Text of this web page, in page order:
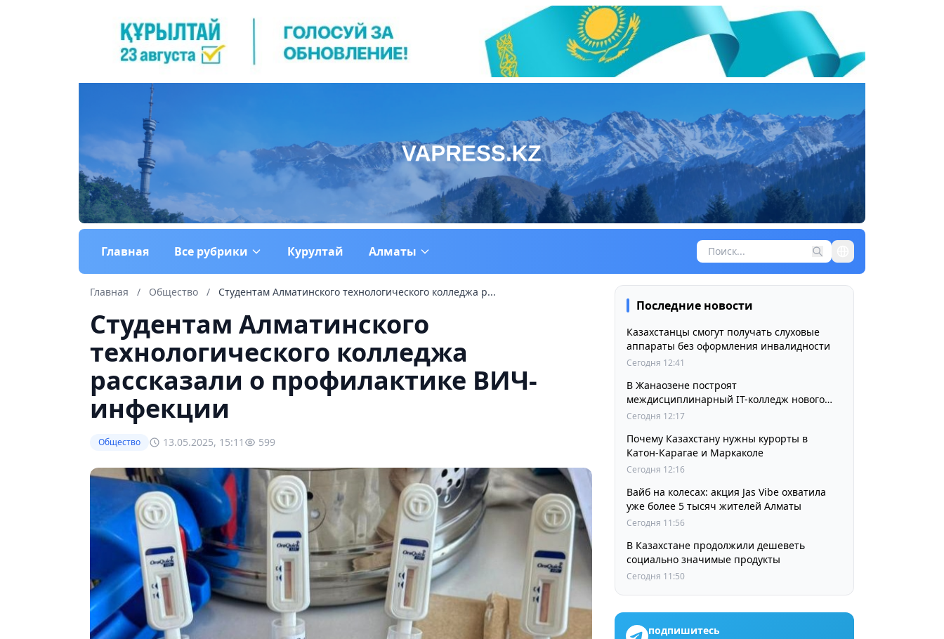
Главная Все рубрики Курултай Алматы
Главная / Общество / Студентам Алматинского технологического колледжа р...
Студентам Алматинского
технологического колледжа
рассказали о профилактике ВИЧ-
инфекции
Общество 13.05.2025, 15:11 599
Последние новости
Казахстанцы смогут получать слуховые
аппараты без оформления инвалидности
Сегодня 12:41
В Жанаозене построят
междисциплинарный IT-колледж нового
поколения
Сегодня 12:17
Почему Казахстану нужны курорты в
Катон-Карагае и Маркаколе
Сегодня 12:16
Вайб на колесах: акция Jas Vibe охватила
уже более 5 тысяч жителей Алматы
Сегодня 11:56
В Казахстане продолжили дешеветь
социально значимые продукты
Сегодня 11:50
подпишитесь